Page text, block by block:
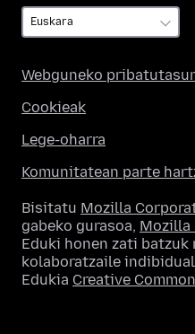
Webguneko
Cookieak
Lege-oharra
Komunitatean parte
Bisitatu Mozilla
gabeko gurasoa, Mozilla
Eduki honen zati batzuk
kolaboratzaile
Edukia Creative